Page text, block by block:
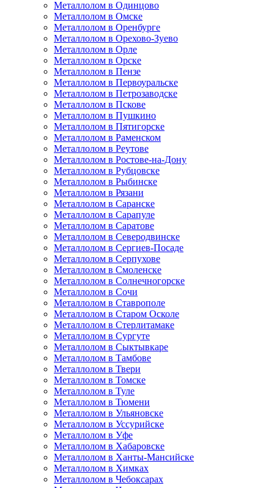
Металлолом в Одинцово
Металлолом в Омске
Металлолом в Оренбурге
Металлолом в Орехово-Зуево
Металлолом в Орле
Металлолом в Орске
Металлолом в Пензе
Металлолом в Первоуральске
Металлолом в Петрозаводске
Металлолом в Пскове
Металлолом в Пушкино
Металлолом в Пятигорске
Металлолом в Раменском
Металлолом в Реутове
Металлолом в Ростове-на-Дону
Металлолом в Рубцовске
Металлолом в Рыбинске
Металлолом в Рязани
Металлолом в Саранске
Металлолом в Сарапуле
Металлолом в Саратове
Металлолом в Северодвинске
Металлолом в Сергиев-Посаде
Металлолом в Серпухове
Металлолом в Смоленске
Металлолом в Солнечногорске
Металлолом в Сочи
Металлолом в Ставрополе
Металлолом в Старом Осколе
Металлолом в Стерлитамаке
Металлолом в Сургуте
Металлолом в Сыктывкаре
Металлолом в Тамбове
Металлолом в Твери
Металлолом в Томске
Металлолом в Туле
Металлолом в Тюмени
Металлолом в Ульяновске
Металлолом в Уссурийске
Металлолом в Уфе
Металлолом в Хабаровске
Металлолом в Ханты-Мансийске
Металлолом в Химках
Металлолом в Чебоксарах